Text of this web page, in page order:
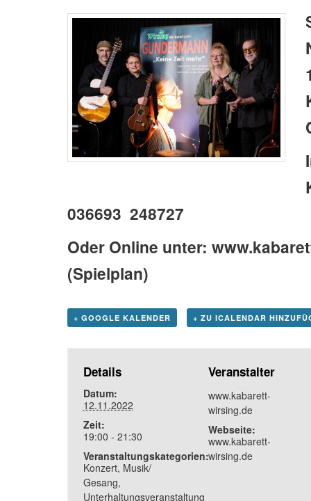
036693 248727
Oder Online unter:
(Spielplan)
+ GOOGLE KALENDER + ZU ICALENDAR
Details
Datum:
12.11.2022
Zeit:
19:00 - 21:30
Veranstaltungskategorien:
Konzert, Musik/
Gesang,
Unterhaltungsveranstaltung
Veranstalter
www.kabarett-
wirsing.de
Webseite:
www.kabarett-
wirsing.de